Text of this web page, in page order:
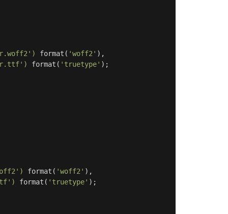
format ( 'woff2' ) ,
format ( 'truetype' );
format ( 'woff2' ) ,
format ( 'truetype' );